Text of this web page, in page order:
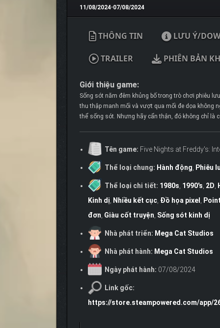
11/08/2024•07/08/2024
THÔNG TIN LƯU Ý/
TRAILER PHIÊN BẢN
Giới thiệu game:
Sống sót năm đêm khủng bố trong trò chơi phiêu
thu thập manh mối và vượt qua mối đe dọa không
thể sống sót. Nhưng hãy cẩn thận, đó không chỉ là
Tên game: Five Nights at Freddy's:
Thể loại chung: Hành động, Phiêu
Thể loại chi tiết: 1980s, 1990's, 2D,
Kinh dị, Nhiều kết cục, Đồ họa pixel ,
đơn, Giàu cốt truyện, Sống sót kinh dị
Nhà phát triển: Mega Cat Studios
Nhà phát hành: Mega Cat Studios
Ngày phát hành: 07/08/2024
Link gốc:
https://store.steampowered.com/app/